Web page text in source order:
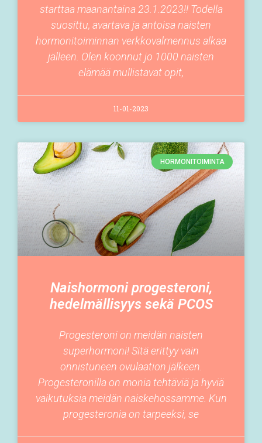
starttaa maanantaina 23.1.2023!! Todella
suosittu, avartava ja antoisa naisten
hormonitoiminnan verkkovalmennus alkaa
jälleen. Olen koonnut jo 1000 naisten
elämää mullistavat opit,
11-01-2023
HORMONITOIMINTA
Naishormoni progesteroni,
hedelmällisyys sekä PCOS
Progesteroni on meidän naisten
superhormoni! Sitä erittyy vain
onnistuneen ovulaation jälkeen.
Progesteronilla on monia tehtäviä ja hyviä
vaikutuksia meidän naiskehossamme. Kun
progesteronia on tarpeeksi, se